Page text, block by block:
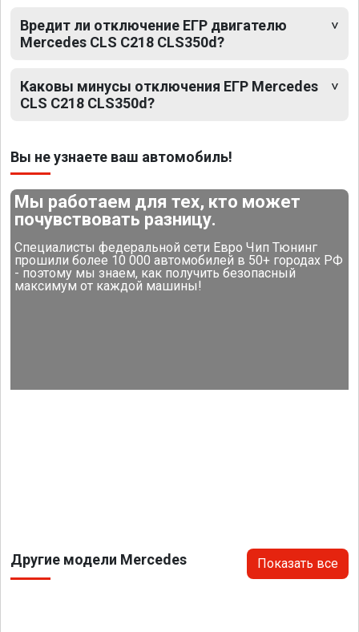
Вредит ли отключение ЕГР двигателю
Mercedes CLS C218 CLS350d?
Каковы минусы отключения ЕГР Mercedes
CLS C218 CLS350d?
Вы не узнаете ваш автомобиль!
Мы работаем для тех, кто может
почувствовать разницу.
Специалисты федеральной сети Евро Чип Тюнинг
прошили более 10 000 автомобилей в 50+ городах РФ
- поэтому мы знаем, как получить безопасный
максимум от каждой машины!
Другие модели Mercedes Показать все